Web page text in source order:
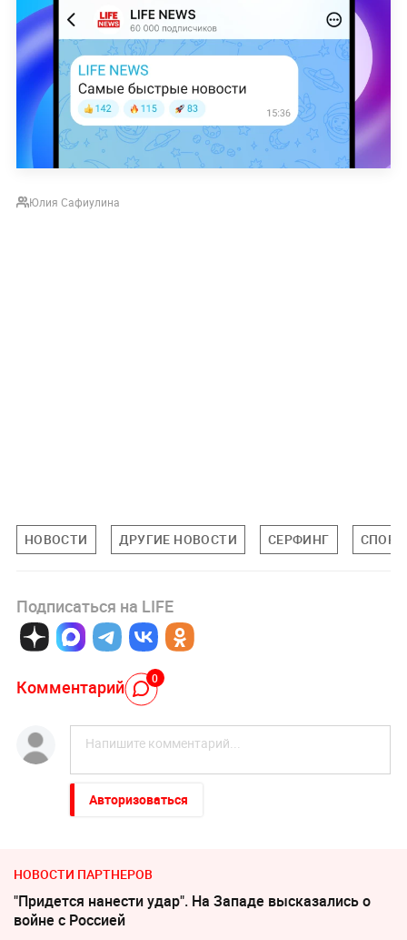
Юлия Сафиулина
НОВОСТИ ДРУГИЕ НОВОСТИ СЕРФИНГ СПОРТ
Подписаться на LIFE
Комментарий 0
Авторизоваться
НОВОСТИ ПАРТНЕРОВ
"Придется нанести удар". На Западе высказались о
войне с Россией